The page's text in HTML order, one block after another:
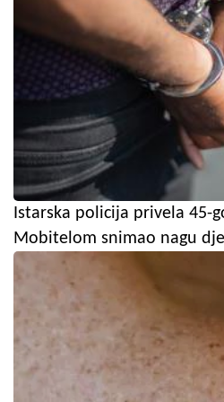
Istarska policija privela 45-
Mobitelom snimao nagu